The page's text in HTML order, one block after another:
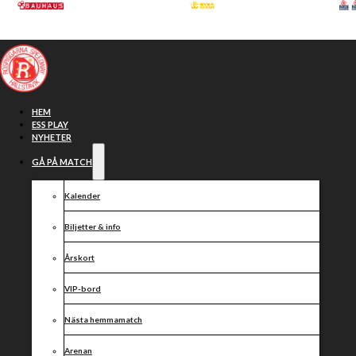
Hoppa till huvudinnehåll
HEM
ESS PLAY
NYHETER
GÅ PÅ MATCH
Kalender
Biljetter & info
Årskort
VIP-bord
Nästa hemmamatch
Arenan
Resultat 23/6